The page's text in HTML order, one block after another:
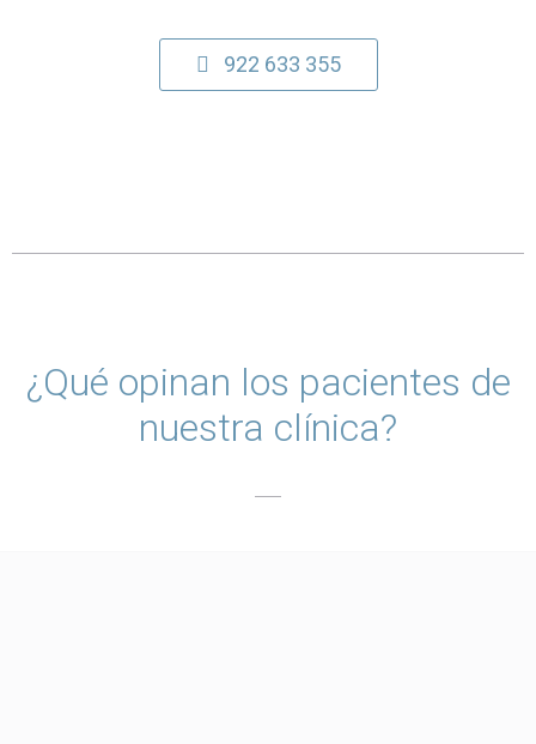
922 633 355
¿Qué opinan los pacientes de
nuestra clínica?